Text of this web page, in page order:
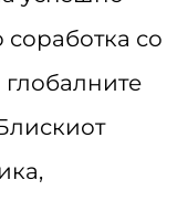
соработка со